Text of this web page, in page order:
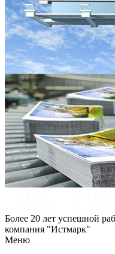
Более 20 лет успешной
компания "Истмарк"
Меню